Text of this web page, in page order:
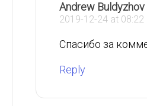
Andrew Buldyzhov
2019-12-24 at 08:22
Спасибо за
Reply